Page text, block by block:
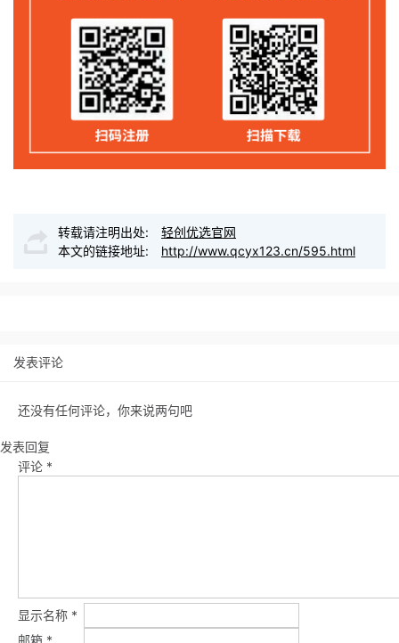
转载请注明出处:
轻创优选官网
本文的链接地址:
http://www.qcyx123.cn/595.html
发表评论
还没有任何评论，你来说两句吧
发表回复
评论 *
显示名称 *
邮箱 *